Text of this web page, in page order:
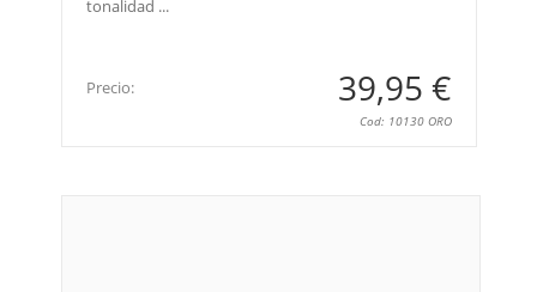
tonalidad ...
Precio: 39,95 €
Cod: 10130 ORO